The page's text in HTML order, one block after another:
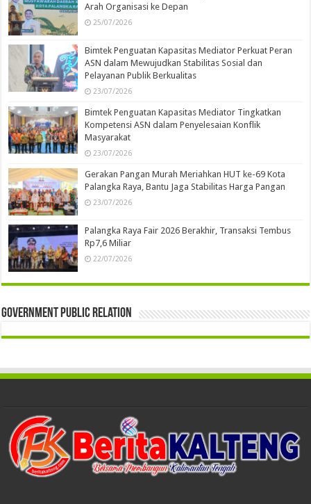
Arah Organisasi ke Depan
25/07/2026
Bimtek Penguatan Kapasitas Mediator Perkuat Peran
ASN dalam Mewujudkan Stabilitas Sosial dan
Pelayanan Publik Berkualitas
23/07/2026
Bimtek Penguatan Kapasitas Mediator Tingkatkan
Kompetensi ASN dalam Penyelesaian Konflik
Masyarakat
23/07/2026
Gerakan Pangan Murah Meriahkan HUT ke-69 Kota
Palangka Raya, Bantu Jaga Stabilitas Harga Pangan
23/07/2026
Palangka Raya Fair 2026 Berakhir, Transaksi Tembus
Rp7,6 Miliar
22/07/2026
Government Public Relation